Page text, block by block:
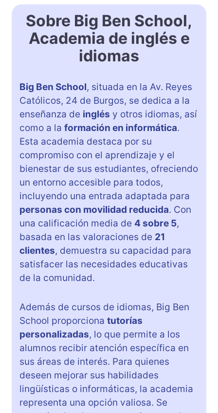
Sobre Big Ben School,
Academia de inglés e
idiomas
Big Ben School, situada en la Av. Reyes
Católicos, 24 de Burgos, se dedica a la
enseñanza de inglés y otros idiomas, así
como a la formación en informática.
Esta academia destaca por su
compromiso con el aprendizaje y el
bienestar de sus estudiantes, ofreciendo
un entorno accesible para todos,
incluyendo una entrada adaptada para
personas con movilidad reducida. Con
una calificación media de 4 sobre 5,
basada en las valoraciones de 21
clientes, demuestra su capacidad para
satisfacer las necesidades educativas
de la comunidad.
Además de cursos de idiomas, Big Ben
School proporciona tutorías
personalizadas, lo que permite a los
alumnos recibir atención específica en
sus áreas de interés. Para quienes
deseen mejorar sus habilidades
lingüísticas o informáticas, la academia
representa una opción valiosa. Se